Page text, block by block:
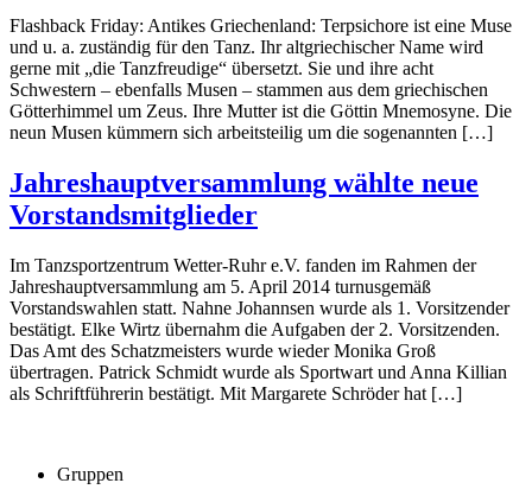
Flashback Friday: Antikes Griechenland: Terpsichore ist eine Muse
und u. a. zuständig für den Tanz. Ihr altgriechischer Name wird
gerne mit „die Tanzfreudige“ übersetzt. Sie und ihre acht
Schwestern – ebenfalls Musen – stammen aus dem griechischen
Götterhimmel um Zeus. Ihre Mutter ist die Göttin Mnemosyne. Die
neun Musen kümmern sich arbeitsteilig um die sogenannten […]
Jahreshauptversammlung wählte neue
Vorstandsmitglieder
Im Tanzsportzentrum Wetter-Ruhr e.V. fanden im Rahmen der
Jahreshauptversammlung am 5. April 2014 turnusgemäß
Vorstandswahlen statt. Nahne Johannsen wurde als 1. Vorsitzender
bestätigt. Elke Wirtz übernahm die Aufgaben der 2. Vorsitzenden.
Das Amt des Schatzmeisters wurde wieder Monika Groß
übertragen. Patrick Schmidt wurde als Sportwart und Anna Killian
als Schriftführerin bestätigt. Mit Margarete Schröder hat […]
Gruppen